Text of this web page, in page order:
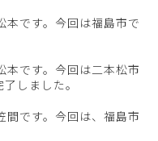
本です。今回は福島市で
本です。今回は二本松市
しました。
間です。今回は、福島市